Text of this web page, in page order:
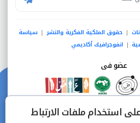
| حقوق الملكية الفكرية والنشر | سياسة
| انفوجرافيك أكاديمي
عضو فى
دفع آمن من خلال
استخدام ملفات الارتباط